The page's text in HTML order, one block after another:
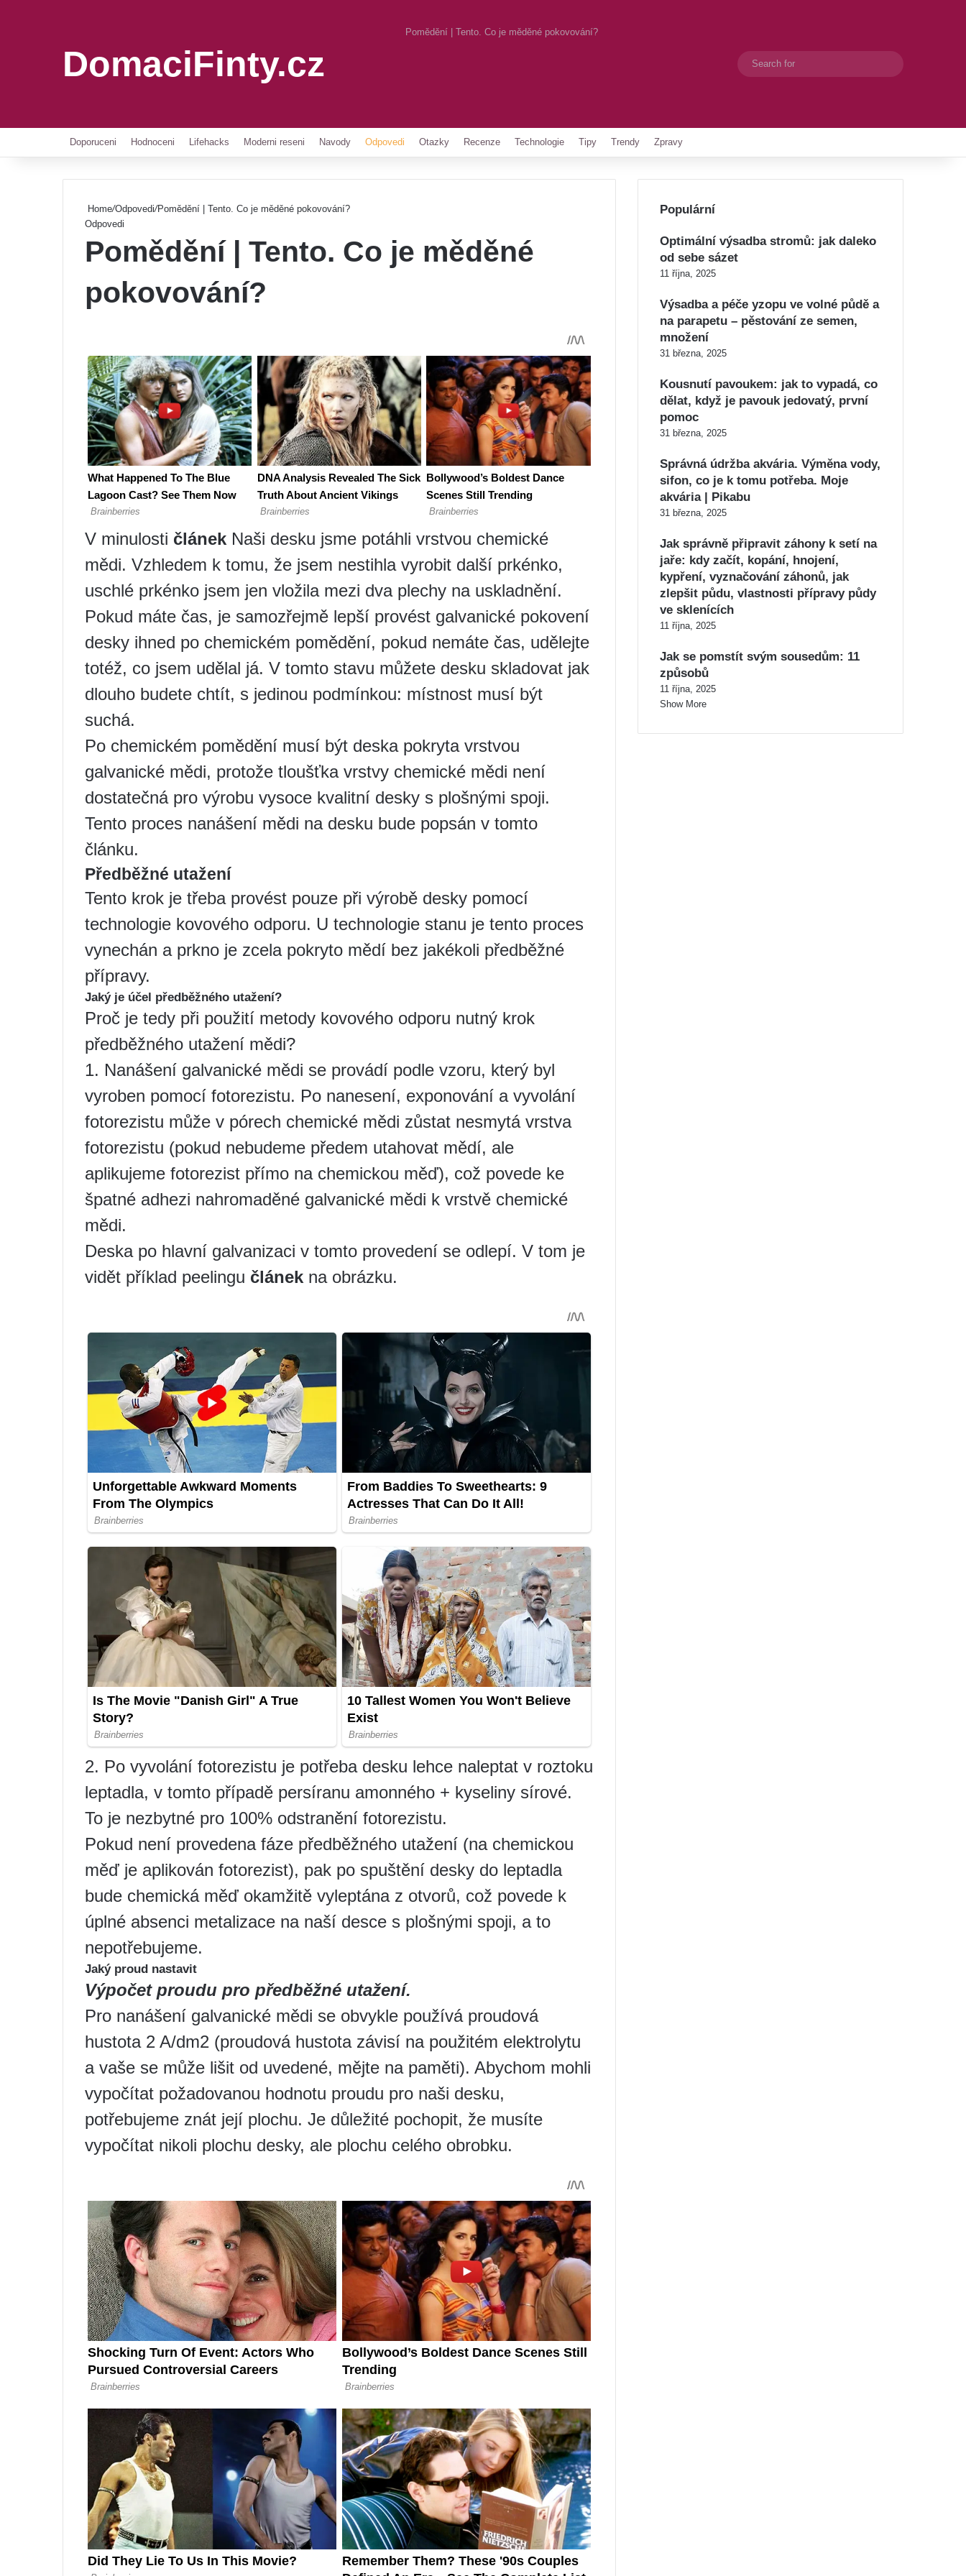
DomaciFinty.cz
Pomědění | Tento. Co je měděné pokovování?
Switch skin
Doporuceni Hodnoceni Lifehacks Moderni reseni Navody Odpovedi Otazky Recenze Technologie Tipy Trendy Zpravy
Home/Odpovedi/Pomědění | Tento. Co je měděné pokovování?
Odpovedi
Pomědění | Tento. Co je měděné
pokovování?
V minulosti článek Naši desku jsme potáhli vrstvou chemické
mědi. Vzhledem k tomu, že jsem nestihla vyrobit další prkénko,
uschlé prkénko jsem jen vložila mezi dva plechy na uskladnění.
Pokud máte čas, je samozřejmě lepší provést galvanické pokovení
desky ihned po chemickém pomědění, pokud nemáte čas, udělejte
totéž, co jsem udělal já. V tomto stavu můžete desku skladovat jak
dlouho budete chtít, s jedinou podmínkou: místnost musí být
suchá.
Po chemickém pomědění musí být deska pokryta vrstvou
galvanické mědi, protože tloušťka vrstvy chemické mědi není
dostatečná pro výrobu vysoce kvalitní desky s plošnými spoji.
Tento proces nanášení mědi na desku bude popsán v tomto
článku.
Předběžné utažení
Tento krok je třeba provést pouze při výrobě desky pomocí
technologie kovového odporu. U technologie stanu je tento proces
vynechán a prkno je zcela pokryto mědí bez jakékoli předběžné
přípravy.
Jaký je účel předběžného utažení?
Proč je tedy při použití metody kovového odporu nutný krok
předběžného utažení mědi?
1. Nanášení galvanické mědi se provádí podle vzoru, který byl
vyroben pomocí fotorezistu. Po nanesení, exponování a vyvolání
fotorezistu může v pórech chemické mědi zůstat nesmytá vrstva
fotorezistu (pokud nebudeme předem utahovat mědí, ale
aplikujeme fotorezist přímo na chemickou měď), což povede ke
špatné adhezi nahromaděné galvanické mědi k vrstvě chemické
mědi.
Deska po hlavní galvanizaci v tomto provedení se odlepí. V tom je
vidět příklad peelingu článek na obrázku.
2. Po vyvolání fotorezistu je potřeba desku lehce naleptat v roztoku
leptadla, v tomto případě persíranu amonného + kyseliny sírové.
To je nezbytné pro 100% odstranění fotorezistu.
Pokud není provedena fáze předběžného utažení (na chemickou
měď je aplikován fotorezist), pak po spuštění desky do leptadla
bude chemická měď okamžitě vyleptána z otvorů, což povede k
úplné absenci metalizace na naší desce s plošnými spoji, a to
nepotřebujeme.
Jaký proud nastavit
Výpočet proudu pro předběžné utažení.
Pro nanášení galvanické mědi se obvykle používá proudová
hustota 2 A/dm2 (proudová hustota závisí na použitém elektrolytu
a vaše se může lišit od uvedené, mějte na paměti). Abychom mohli
vypočítat požadovanou hodnotu proudu pro naši desku,
potřebujeme znát její plochu. Je důležité pochopit, že musíte
vypočítat nikoli plochu desky, ale plochu celého obrobku.
Populární
Optimální výsadba stromů: jak daleko
od sebe sázet
11 října, 2025
Výsadba a péče yzopu ve volné půdě a
na parapetu – pěstování ze semen,
množení
31 března, 2025
Kousnutí pavoukem: jak to vypadá, co
dělat, když je pavouk jedovatý, první
pomoc
31 března, 2025
Správná údržba akvária. Výměna vody,
sifon, co je k tomu potřeba. Moje
akvária | Pikabu
31 března, 2025
Jak správně připravit záhony k setí na
jaře: kdy začít, kopání, hnojení,
kypření, vyznačování záhonů, jak
zlepšit půdu, vlastnosti přípravy půdy
ve sklenících
11 října, 2025
Jak se pomstít svým sousedům: 11
způsobů
11 října, 2025
Show More